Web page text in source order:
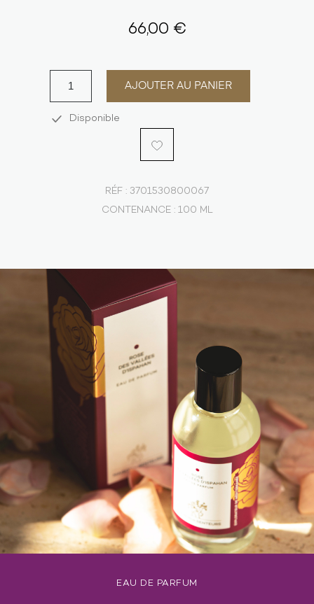
66,00 €
AJOUTER AU PANIER
Disponible
RÉF : 3701530800067
CONTENANCE : 100 ML
EAU DE PARFUM